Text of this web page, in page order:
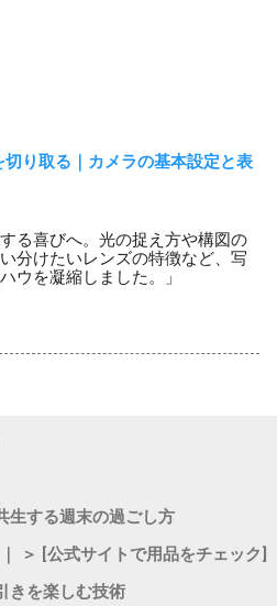
り取る｜カメラの基本設定と表
る喜びへ。光の捉え方や構図の
分けたいレンズの特徴など、写
ウを凝縮しました。」
生する週末の過ごし方
｜ ＞ [公式サイトで用品をチェック]
きを楽しむ技術